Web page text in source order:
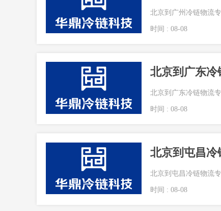
北京到广州冷链物流
时间 : 08-08
北京到广东冷链物流
时间 : 08-08
北京到屯昌冷链物流
时间 : 08-08